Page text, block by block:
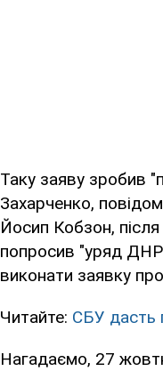
Таку заяву зробив
Захарченко,
Йосип Кобзон,
попросив "уряд ДНР"
виконати заявку
Читайте: СБУ дасть
Нагадаємо, 27